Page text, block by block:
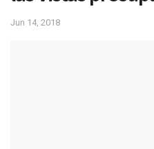
Jun 14, 2018